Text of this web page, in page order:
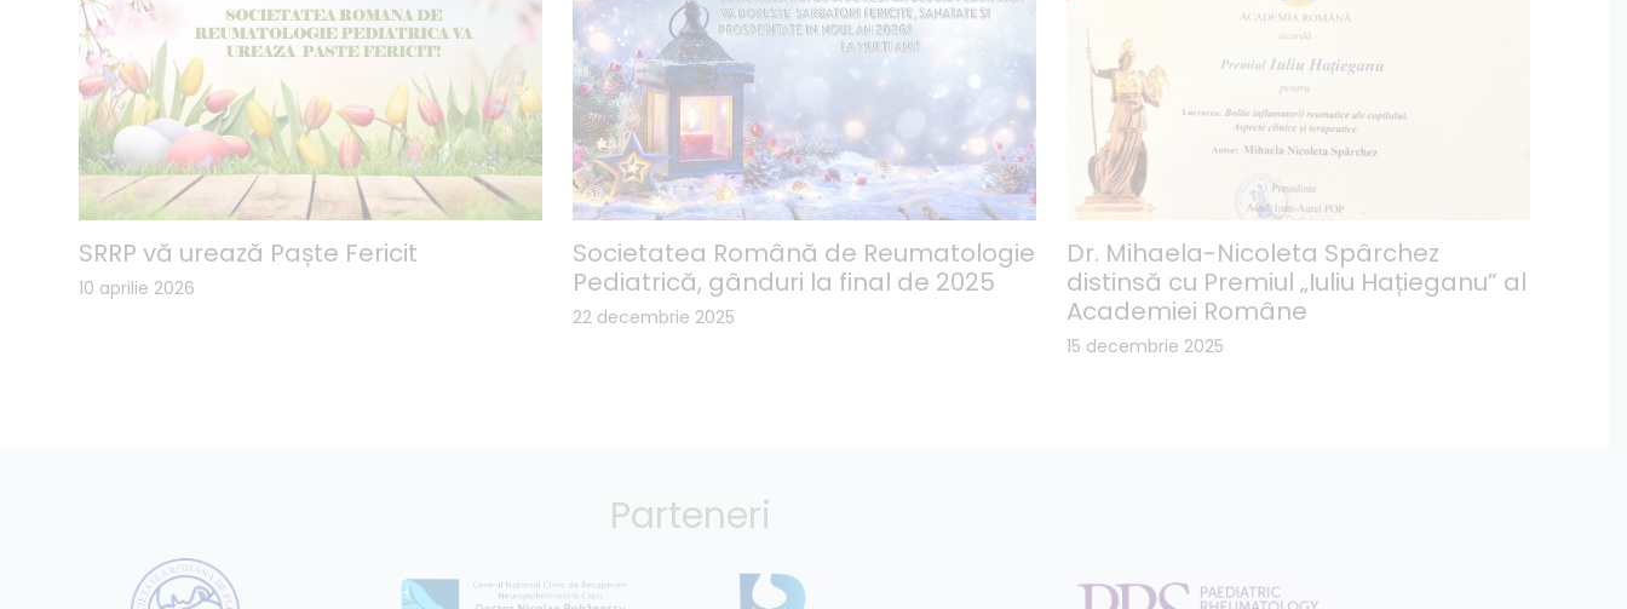
SRRP vă urează Paște Fericit
10 aprilie 2026
Societatea Română de Reumatologie
Pediatrică, gânduri la final de 2025
22 decembrie 2025
Dr. Mihaela-Nicoleta Spârchez
distinsă cu Premiul „Iuliu Hațieganu” al
Academiei Române
15 decembrie 2025
Parteneri